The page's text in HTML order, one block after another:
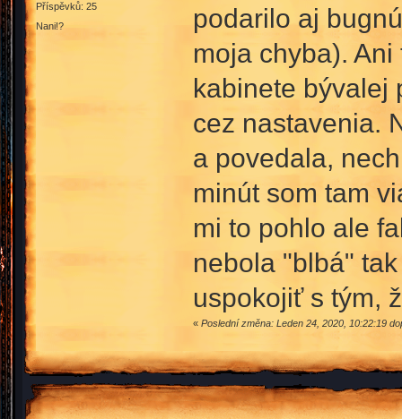
Příspěvků: 25
Nani!?
podarilo aj
moja chyba).
kabinete bývalej
cez nastavenia.
a povedala,
minút som tam
mi to pohlo ale
nebola "blbá"
uspokojiť s tým,
« Poslední změna: Leden 24, 2020, 10:22:19